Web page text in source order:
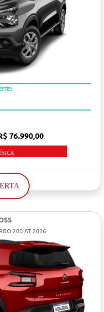
76.990,00
200 AT 2026